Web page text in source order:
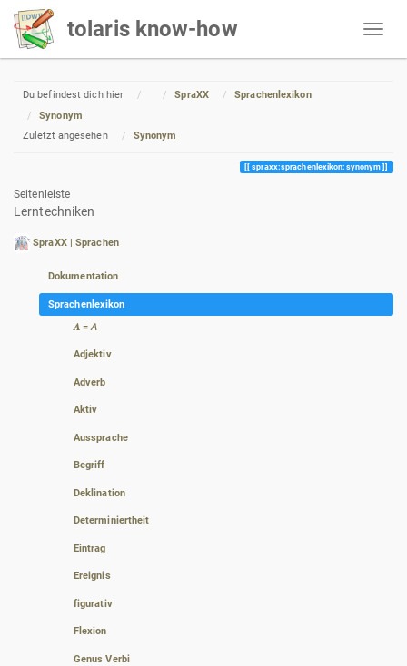
tolaris know-how
Du befindest dich hier HomeSpraXX
Sprachenlexikon
Synonym
Zuletzt angesehen
Synonym
spraxx:sprachenlexikon:synonym
Seitenleiste
Lerntechniken
SpraXX | Sprachen
Dokumentation
Sprachenlexikon
𝑨 = 𝘈
Adjektiv
Adverb
Aktiv
Aussprache
Begriff
Deklination
Determiniertheit
Eintrag
Ereignis
figurativ
Flexion
Genus Verbi